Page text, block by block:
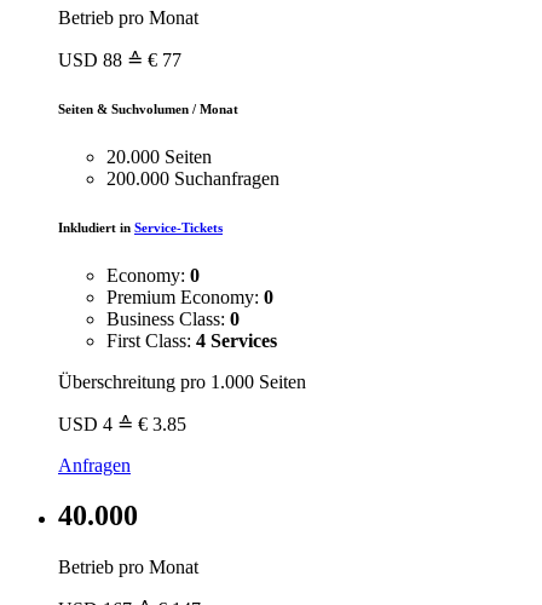
Betrieb pro Monat
USD 88 ≙ € 77
Seiten & Suchvolumen / Monat
20.000 Seiten
200.000 Suchanfragen
Inkludiert in Service-Tickets
Economy: 0
Premium Economy: 0
Business Class: 0
First Class: 4 Services
Überschreitung pro 1.000 Seiten
USD 4 ≙ € 3.85
Anfragen
40.000
Betrieb pro Monat